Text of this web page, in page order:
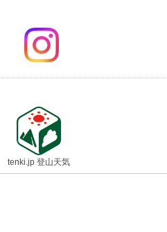
tenki.jp 登山天気